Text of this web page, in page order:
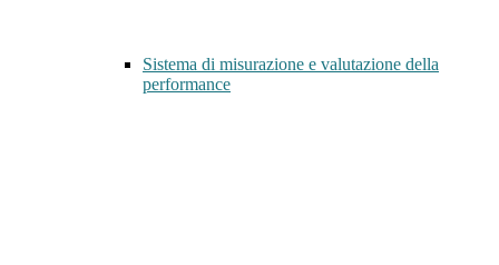
Sistema di misurazione e valutazione della
performance